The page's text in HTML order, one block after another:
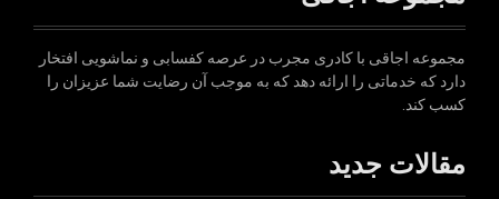
مجموعه اجاقی با کادری مجرب در عرصه کفسابی و نماشویی افتخار
دارد که خدماتی را ارائه دهد که به موجب آن رضایت شما عزیزان را
کسب کند.
مقالات جدید